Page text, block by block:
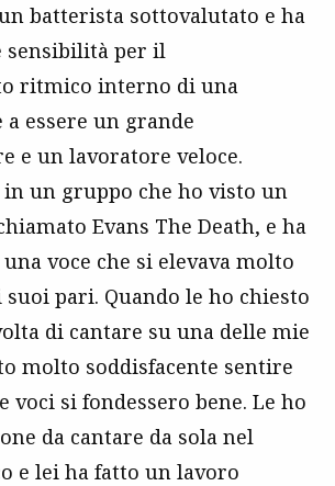
batterista sottovalutato e ha
sensibilità per il
ritmico interno di una
essere un grande
e un lavoratore veloce.
un gruppo che ho visto un
Evans The Death, e ha
voce che si elevava molto
suoi pari. Quando le ho chiesto
di cantare su una delle mie
molto soddisfacente sentire
voci si fondessero bene. Le ho
da cantare da sola nel
e lei ha fatto un lavoro